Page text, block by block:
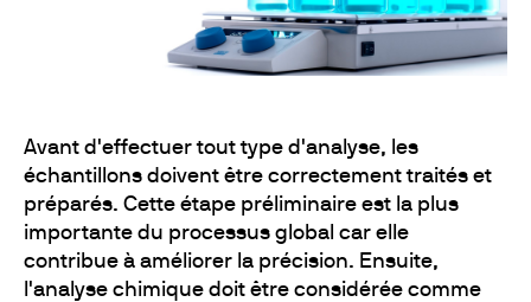
Avant d'effectuer tout type d'analyse, les
échantillons doivent être correctement traités et
préparés. Cette étape préliminaire est la plus
importante du processus global car elle
contribue à améliorer la précision. Ensuite,
l'analyse chimique doit être considérée comme